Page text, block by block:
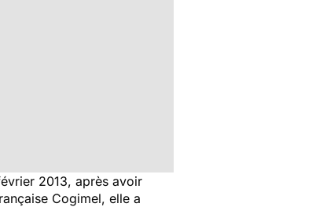
2013, après avoir
Cogimel, elle a